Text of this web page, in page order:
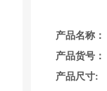
产品名称
产品货号：
产品尺寸: